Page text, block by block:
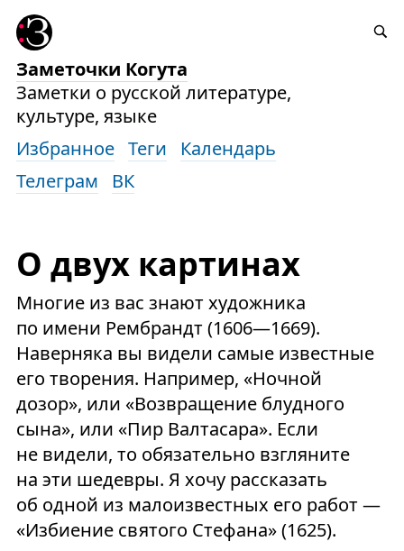
Заметочки Когута
Заметки о русской литературе,
культуре, языке
Избранное Теги
Календарь
Телеграм
ВК
О двух картинах
Многие из вас знают художника
по имени Рембрандт (1606—1669).
Наверняка вы видели самые известные
его творения. Например, «Ночной
дозор», или «Возвращение блудного
сына», или «Пир Валтасара». Если
не видели, то обязательно взгляните
на эти шедевры. Я хочу рассказать
об одной из малоизвестных его работ —
«Избиение святого Стефана» (1625).